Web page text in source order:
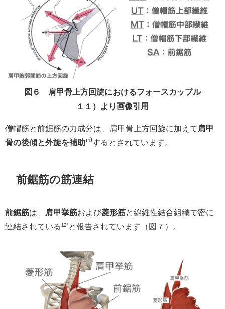
図６ 肩甲骨上方回旋におけるフォースカップル
１１）より画像引用
僧帽筋と前鋸筋の力成分は、肩甲骨上方回旋に加えて 肩甲
骨の後傾と外旋を補助¹¹⁾するとされています。
前鋸筋の筋連結
前鋸筋は、 肩甲挙筋および菱形筋と線維性結合組織で密に
連結されている¹²⁾と報告されています（図７）。